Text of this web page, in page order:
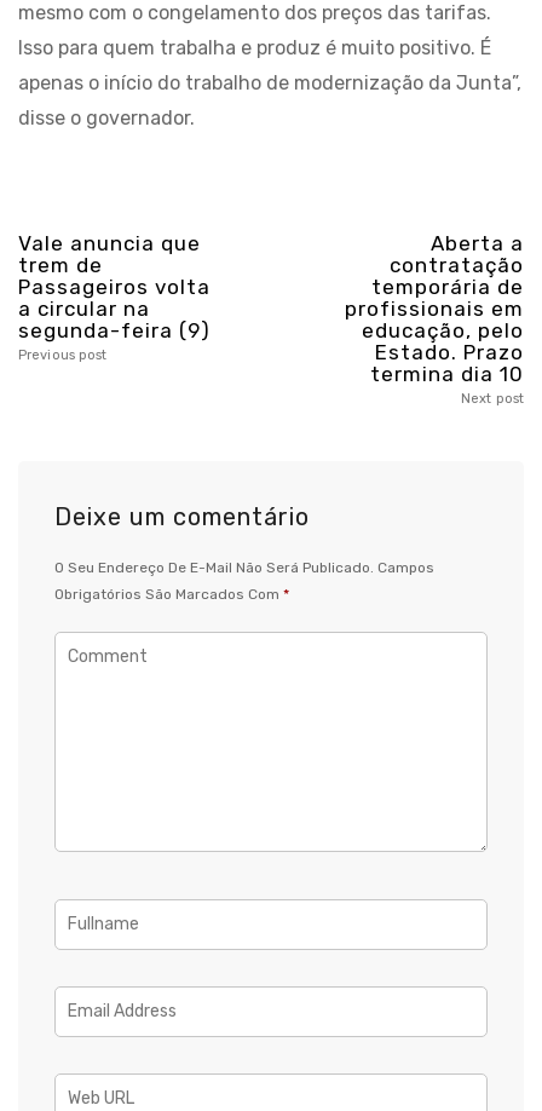
mesmo com o congelamento dos preços das tarifas.
Isso para quem trabalha e produz é muito positivo. É
apenas o início do trabalho de modernização da Junta”,
disse o governador.
Vale anuncia que
trem de
Passageiros volta
a circular na
segunda-feira (9)
Previous post
Aberta a
contratação
temporária de
profissionais em
educação, pelo
Estado. Prazo
termina dia 10
Next post
Deixe um comentário
O Seu Endereço De E-Mail Não Será Publicado. Campos
Obrigatórios São Marcados Com *